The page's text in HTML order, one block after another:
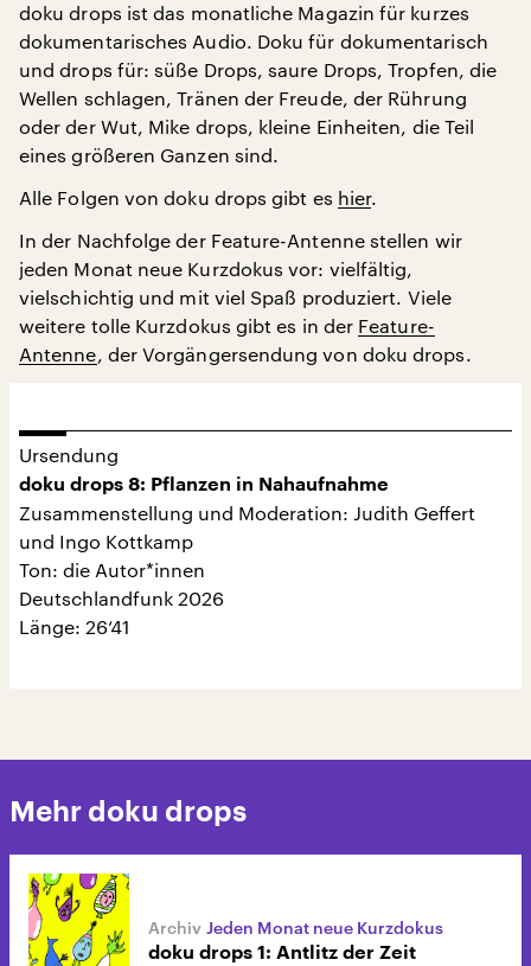
doku drops ist das monatliche Magazin für kurzes
dokumentarisches Audio. Doku für dokumentarisch
und drops für: süße Drops, saure Drops, Tropfen, die
Wellen schlagen, Tränen der Freude, der Rührung
oder der Wut, Mike drops, kleine Einheiten, die Teil
eines größeren Ganzen sind.
Alle Folgen von doku drops gibt es hier.
In der Nachfolge der Feature-Antenne stellen wir
jeden Monat neue Kurzdokus vor: vielfältig,
vielschichtig und mit viel Spaß produziert. Viele
weitere tolle Kurzdokus gibt es in der Feature-
Antenne, der Vorgängersendung von doku drops.
Ursendung
doku drops 8: Pflanzen in Nahaufnahme
Zusammenstellung und Moderation: Judith Geffert
und Ingo Kottkamp
Ton: die Autor*innen
Deutschlandfunk 2026
Länge: 26‘41
Mehr doku drops
Jeden Monat neue Kurzdokus
doku drops 1: Antlitz der Zeit